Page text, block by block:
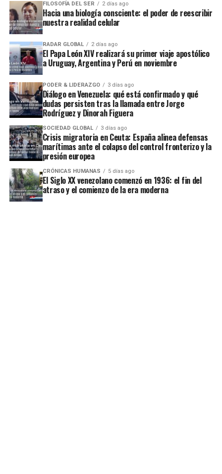
FILOSOFÍA DEL SER 2 días ago
Hacia una biología consciente: el poder de reescribir
nuestra realidad celular
RADAR GLOBAL 2 días ago
El Papa León XIV realizará su primer viaje apostólico
a Uruguay, Argentina y Perú en noviembre
PODER & LIDERAZGO 3 días ago
Diálogo en Venezuela: qué está confirmado y qué
dudas persisten tras la llamada entre Jorge
Rodríguez y Dinorah Figuera
SOCIEDAD GLOBAL 3 días ago
Crisis migratoria en Ceuta: España alinea defensas
marítimas ante el colapso del control fronterizo y la
presión europea
CRÓNICAS HUMANAS 5 días ago
El Siglo XX venezolano comenzó en 1936: el fin del
atraso y el comienzo de la era moderna